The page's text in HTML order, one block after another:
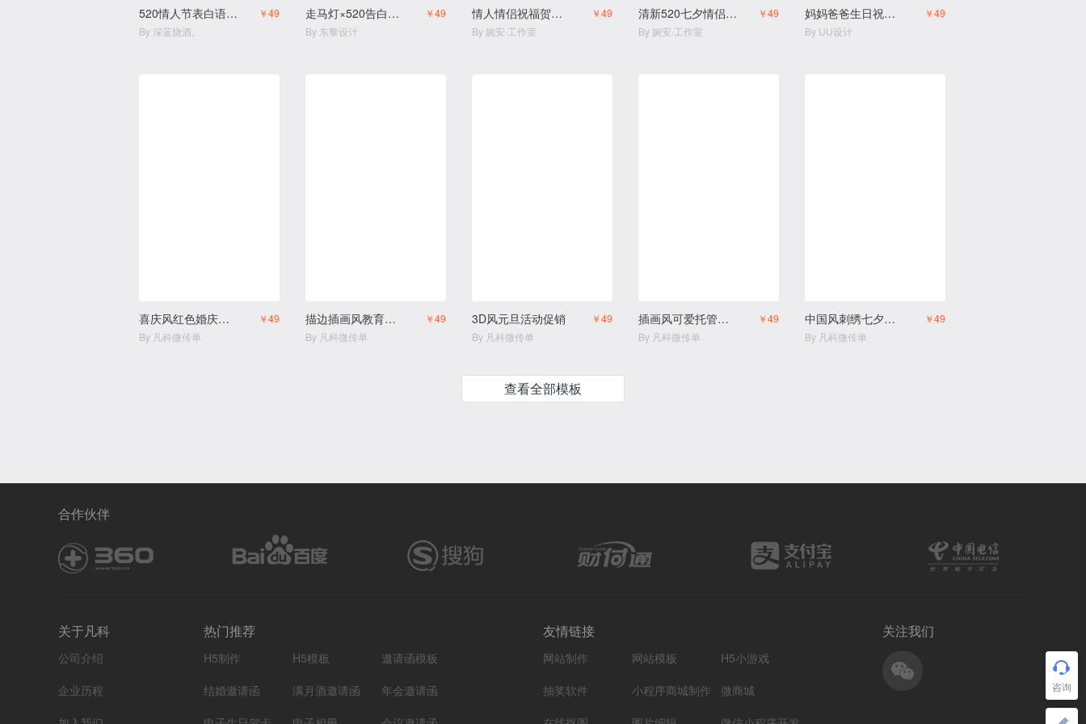
520情人节表白语录商家宣传H5
￥49
By 深蓝烧酒。
走马灯×520告白模板电子贺卡
￥49
By 东黎设计
情人情侣祝福贺卡相册
￥49
By 婉安·工作室
清新520七夕情侣祝福相册
￥49
By 婉安·工作室
妈妈爸爸生日祝福生日邀请函
￥49
By UU设计
喜庆风红色婚庆用品结婚用品店
￥49
By 凡科微传单
描边插画风教育培训幼小衔接寒假班拼团生宣传
￥49
By 凡科微传单
3D风元旦活动促销
￥49
By 凡科微传单
插画风可爱托管中心幼儿园火热招生
￥49
By 凡科微传单
中国风刺绣七夕促销宣传
￥49
By 凡科微传单
查看全部模板
合作伙伴
关于凡科
公司介绍
企业历程
热门推荐
H5制作 H5模板
邀请函模板
结婚邀请函
满月酒邀请函
年会邀请函
友情链接
网站制作 网站模板
H5小游戏
抽奖软件
小程序商城制作
微商城
关注我们